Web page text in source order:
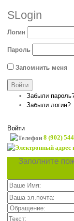
SLogin
Логин
Пароль
Запомнить меня
Забыли
Забыли логин?
Войти
8 (902)
Заполните